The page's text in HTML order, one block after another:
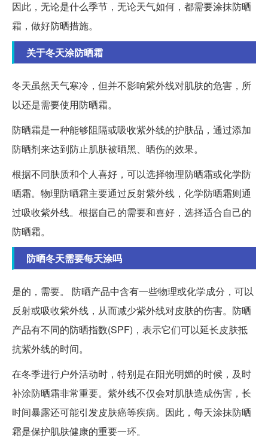
因此，无论是什么季节，无论天气如何，都需要涂抹防晒
霜，做好防晒措施。
关于冬天涂防晒霜
冬天虽然天气寒冷，但并不影响紫外线对肌肤的危害，所
以还是需要使用防晒霜。
防晒霜是一种能够阻隔或吸收紫外线的护肤品，通过添加
防晒剂来达到防止肌肤被晒黑、晒伤的效果。
根据不同肤质和个人喜好，可以选择物理防晒霜或化学防
晒霜。物理防晒霜主要通过反射紫外线，化学防晒霜则通
过吸收紫外线。根据自己的需要和喜好，选择适合自己的
防晒霜。
防晒冬天需要每天涂吗
是的，需要。
防晒产品中含有一些物理或化学成分，可以
反射或吸收紫外线，从而减少紫外线对皮肤的伤害。防晒
产品有不同的防晒指数(SPF)，表示它们可以延长皮肤抵
抗紫外线的时间。
在冬季进行户外活动时，特别是在阳光明媚的时候，及时
补涂防晒霜非常重要。紫外线不仅会对肌肤造成伤害，长
时间暴露还可能引发皮肤癌等疾病。因此，每天涂抹防晒
霜是保护肌肤健康的重要一环。